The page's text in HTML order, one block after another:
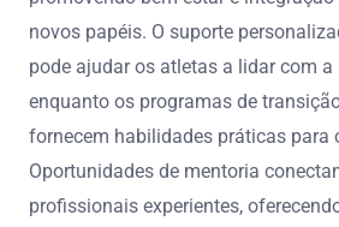
novos papéis. O suporte
pode ajudar os atletas a lidar com a
enquanto os programas de
fornecem habilidades práticas para
Oportunidades de mentoria
profissionais experientes,